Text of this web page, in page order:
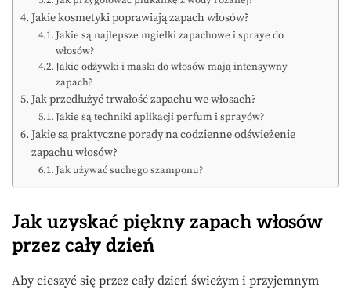
Jakie kosmetyki poprawiają zapach włosów?
Jakie są najlepsze mgiełki zapachowe i spraye do
włosów?
Jakie odżywki i maski do włosów mają intensywny
zapach?
Jak przedłużyć trwałość zapachu we włosach?
Jakie są techniki aplikacji perfum i sprayów?
Jakie są praktyczne porady na codzienne odświeżenie
zapachu włosów?
Jak używać suchego szamponu?
Jak uzyskać piękny zapach włosów
przez cały dzień
Aby cieszyć się przez cały dzień świeżym i przyjemnym